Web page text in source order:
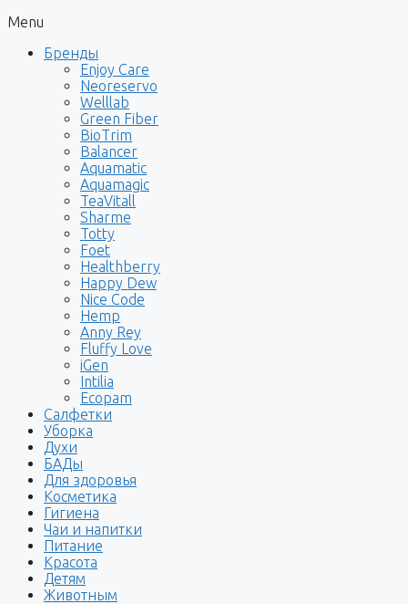
Menu
Бренды
Enjoy Care
Neoreservo
Welllab
Green Fiber
BioTrim
Balancer
Aquamatic
Aquamagic
TeaVitall
Sharme
Totty
Foet
Healthberry
Happy Dew
Nice Code
Hemp
Anny Rey
Fluffy Love
iGen
Intilia
Ecopam
Салфетки
Уборка
Духи
БАДы
Для здоровья
Косметика
Гигиена
Чаи и напитки
Питание
Красота
Детям
Животным